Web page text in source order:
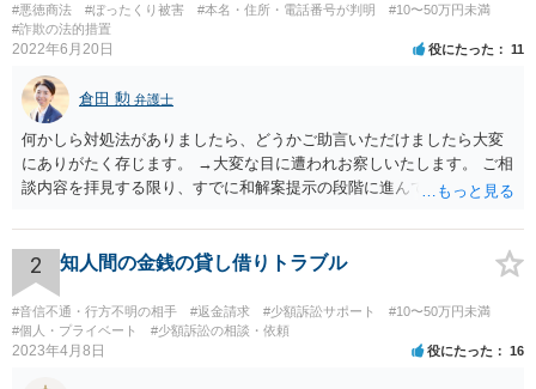
#悪徳商法 #ぼったくり被害 #本名・住所・電話番号が判明
#10〜50万円未満
#詐欺の法的措置
2022年6月20日 役にたった 11
倉田 勲 弁護士
何かしら対処法がありましたら、どうかご助言いただけましたら大変
にありがたく存じます。 →大変な目に遭われお察しいたします。 ご相
談内容を拝見する限り、すでに和解案提示の段階に進んでいるとなる
にあたってはそれらの書面や証拠を拝見しないと適切な回答は難しい
ですので、書面などをもってお近くの法律事務所でセカンドオピニオ
ンを受けることをお勧めします。
2 知人間の金銭の貸し借りトラブル
#音信不通・行方不明の相手 #返金請求 #少額訴訟サポート
#10〜50万円未満
#個人・プライベート
#少額訴訟の相談・依頼
2023年4月8日 役にたった 16